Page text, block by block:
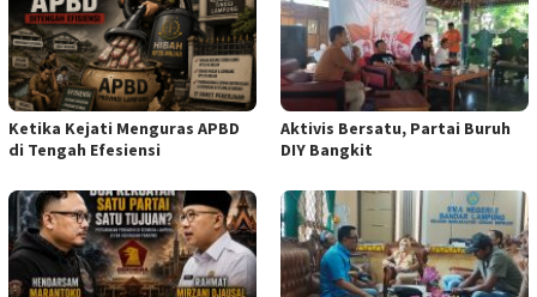
Ketika Kejati Menguras APBD
di Tengah Efesiensi
Aktivis Bersatu, Partai Buruh
DIY Bangkit